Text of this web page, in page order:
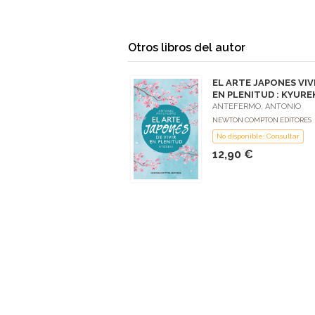
Otros libros del autor
EL ARTE JAPONES
EN PLENITUD :
ANTEFERMO, ANTONIO
NEWTON COMPTON EDITORES
No disponible: Consultar
12,90 €